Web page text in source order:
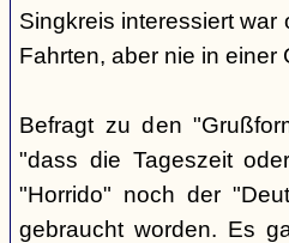
Singkreis interessiert war
Fahrten, aber nie in
Befragt zu den
"dass die Tageszeit
"Horrido" noch der
gebraucht worden. Es